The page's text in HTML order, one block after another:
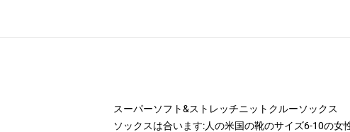
スーパーソフト&ストレッチニットクルーソックス
ソックスは合います:人の米国の靴のサイズ6-10の